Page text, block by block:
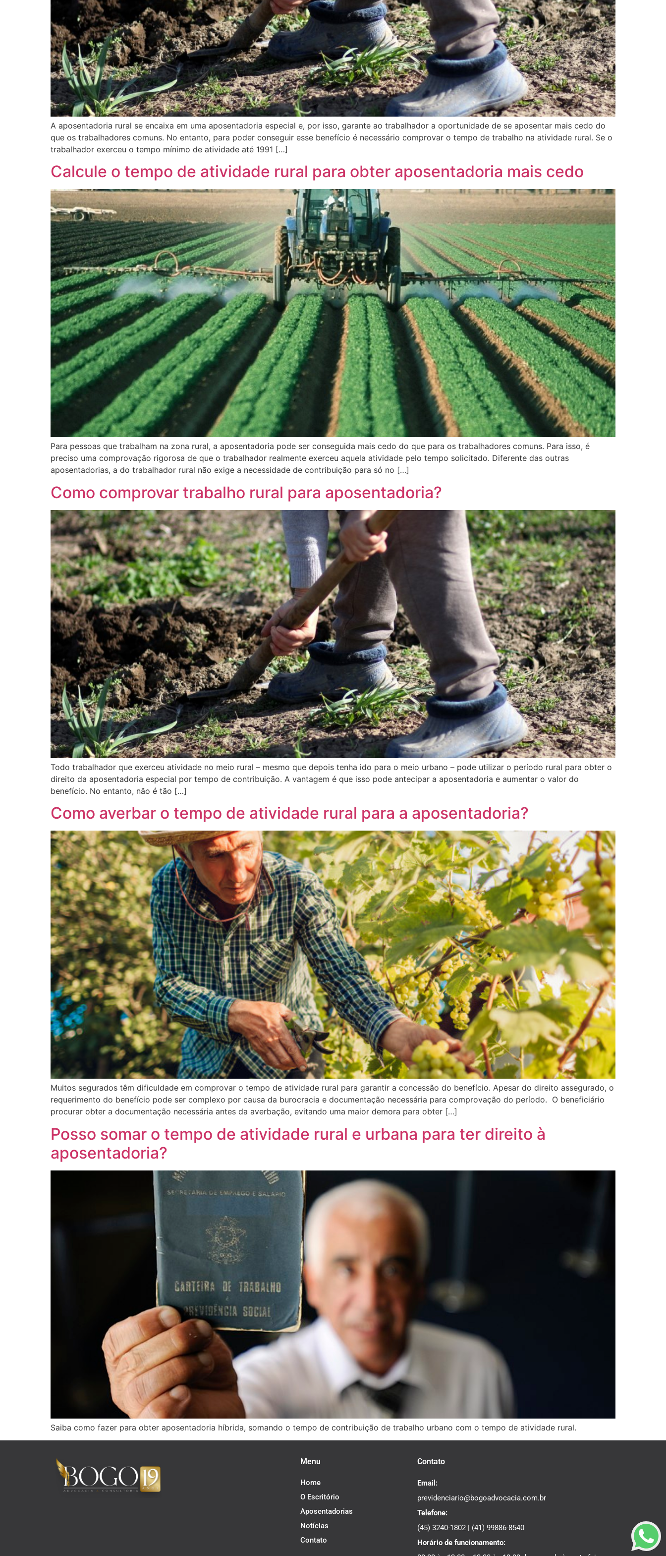
A aposentadoria rural se encaixa em uma aposentadoria especial e, por isso, garante ao trabalhador a oportunidade de se aposentar mais cedo do
que os trabalhadores comuns. No entanto, para poder conseguir esse benefício é necessário comprovar o tempo de trabalho na atividade rural. Se o
trabalhador exerceu o tempo mínimo de atividade até 1991 […]
Calcule o tempo de atividade rural para obter aposentadoria mais cedo
Para pessoas que trabalham na zona rural, a aposentadoria pode ser conseguida mais cedo do que para os trabalhadores comuns. Para isso, é
preciso uma comprovação rigorosa de que o trabalhador realmente exerceu aquela atividade pelo tempo solicitado. Diferente das outras
aposentadorias, a do trabalhador rural não exige a necessidade de contribuição para só no […]
Como comprovar trabalho rural para aposentadoria?
Todo trabalhador que exerceu atividade no meio rural – mesmo que depois tenha ido para o meio urbano – pode utilizar o período rural para obter o
direito da aposentadoria especial por tempo de contribuição. A vantagem é que isso pode antecipar a aposentadoria e aumentar o valor do
benefício. No entanto, não é tão […]
Como averbar o tempo de atividade rural para a aposentadoria?
Muitos segurados têm dificuldade em comprovar o tempo de atividade rural para garantir a concessão do benefício. Apesar do direito assegurado, o
requerimento do benefício pode ser complexo por causa da burocracia e documentação necessária para comprovação do período. O beneficiário
procurar obter a documentação necessária antes da averbação, evitando uma maior demora para obter […]
Posso somar o tempo de atividade rural e urbana para ter direito à
aposentadoria?
Saiba como fazer para obter aposentadoria híbrida, somando o tempo de contribuição de trabalho urbano com o tempo de atividade rural.
Menu
Home
O Escritório
Aposentadorias
Notícias
Contato
Contato
Email:
previdenciario@bogoadvocacia.com.br
Telefone:
(45) 3240-1802| (41) 99886-8540
Horário de funcionamento: